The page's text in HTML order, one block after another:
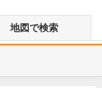
地図で検索